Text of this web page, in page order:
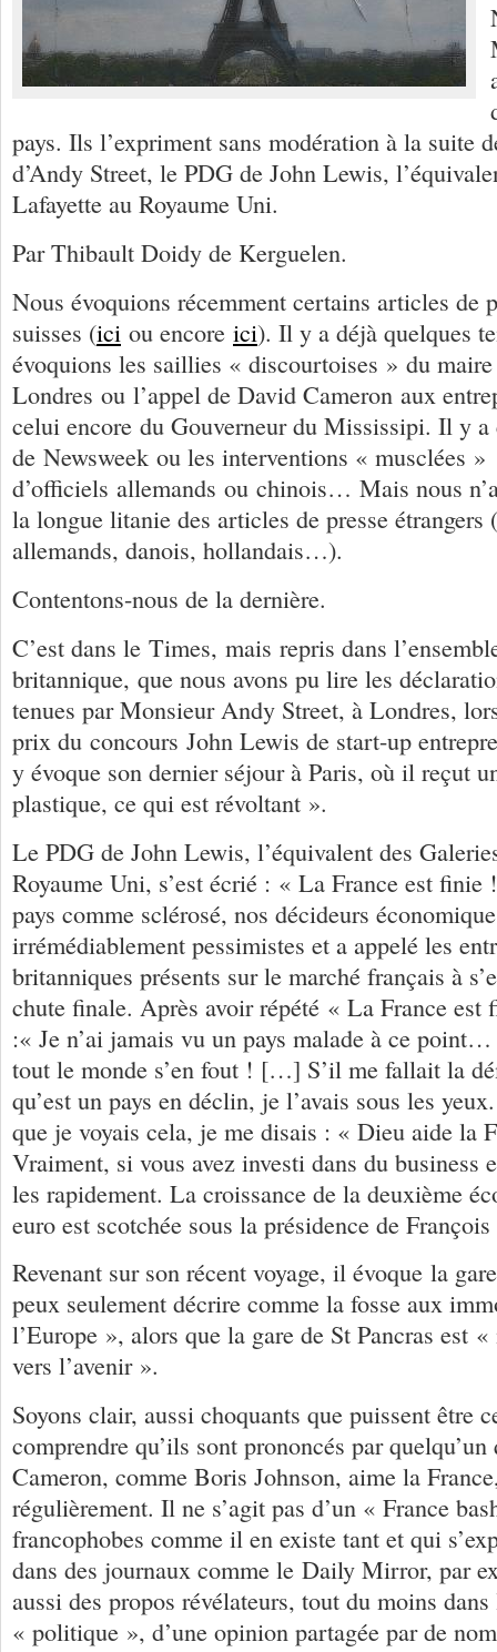
pays. Ils l’expriment sans modération à la suite
d’Andy Street, le PDG de John Lewis,
Lafayette au Royaume Uni.
Par Thibault Doidy de Kerguelen.
Nous évoquions récemment certains articles de
suisses (ici ou encore ici). Il y a déjà quelques
évoquions les saillies « discourtoises » du
Londres ou l’appel de David Cameron aux
celui encore du Gouverneur du Mississipi. Il y a
de Newsweek ou les interventions « musclées »
d’officiels allemands ou chinois… Mais nous
la longue litanie des articles de presse étrangers
allemands, danois, hollandais…).
Contentons-nous de la dernière.
C’est dans le Times, mais repris dans
britannique, que nous avons pu lire les
tenues par Monsieur Andy Street, à Londres,
prix du concours John Lewis de start-up
y évoque son dernier séjour à Paris, où il reçut
plastique, ce qui est révoltant ».
Le PDG de John Lewis, l’équivalent des
Royaume Uni, s’est écrié : « La France est
pays comme sclérosé, nos décideurs
irrémédiablement pessimistes et a appelé les
britanniques présents sur le marché français à
chute finale. Après avoir répété « La France
:« Je n’ai jamais vu un pays malade à ce
tout le monde s’en fout ! […] S’il me fallait la
qu’est un pays en déclin, je l’avais sous les
que je voyais cela, je me disais : « Dieu aide la
Vraiment, si vous avez investi dans du business
les rapidement. La croissance de la deuxième
euro est scotchée sous la présidence de
Revenant sur son récent voyage, il évoque la
peux seulement décrire comme la fosse aux
l’Europe », alors que la gare de St Pancras est
vers l’avenir ».
Soyons clair, aussi choquants que puissent être
comprendre qu’ils sont prononcés par
Cameron, comme Boris Johnson, aime la
régulièrement. Il ne s’agit pas d’un « France
francophobes comme il en existe tant et qui
dans des journaux comme le Daily Mirror, par
aussi des propos révélateurs, tout du moins
« politique », d’une opinion partagée par de